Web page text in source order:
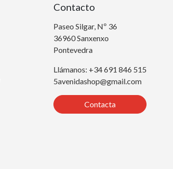
Contacto
Paseo Silgar, Nº 36
36960 Sanxenxo
Pontevedra
Llámanos: +34 691 846 515
5avenidashop@gmail.com
Contacta